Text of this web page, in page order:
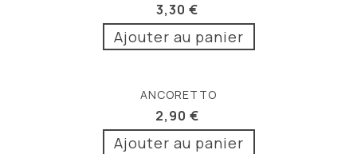
3,30 €
Ajouter au panier
ANCORETTO
2,90 €
Ajouter au panier